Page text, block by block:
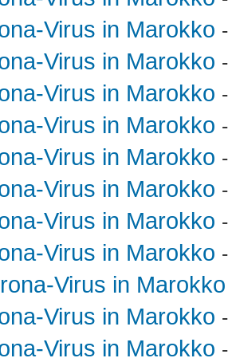
Virus in Marokko
Virus in Marokko
Virus in Marokko
Virus in Marokko
Virus in Marokko
Virus in Marokko
Virus in Marokko
Virus in Marokko
Virus in Marokko
Virus in Marokko
Virus in Marokko